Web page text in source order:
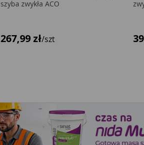
szyba zwykła ACO
267,99 zł/szt